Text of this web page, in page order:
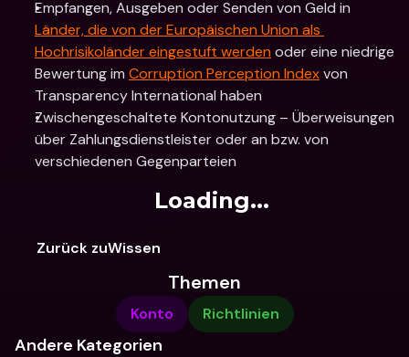
Länder, die von der Europäischen Union als
Hochrisikoländer eingestuft werden oder eine niedrige
Bewertung im Corruption Perception Index von
Transparency International haben
Zwischengeschaltete Kontonutzung – Überweisungen
über Zahlungsdienstleister oder an bzw. von
verschiedenen Gegenparteien
Loading...
Zurück zuWissen
Themen
Konto Richtlinien
Andere Kategorien